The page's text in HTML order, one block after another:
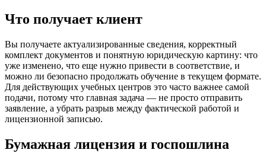
Что получает клиент
Вы получаете актуализированные сведения, корректный
комплект документов и понятную юридическую картину: что
уже изменено, что еще нужно привести в соответствие, и
можно ли безопасно продолжать обучение в текущем формате.
Для действующих учебных центров это часто важнее самой
подачи, потому что главная задача — не просто отправить
заявление, а убрать разрыв между фактической работой и
лицензионной записью.
Бумажная лицензия и госпошлина